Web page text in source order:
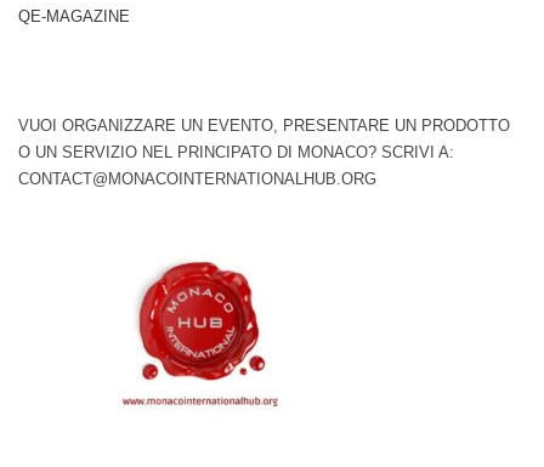
QE-MAGAZINE
VUOI ORGANIZZARE UN EVENTO, PRESENTARE UN PRODOTTO
O UN SERVIZIO NEL PRINCIPATO DI MONACO? SCRIVI A:
CONTACT@MONACOINTERNATIONALHUB.ORG